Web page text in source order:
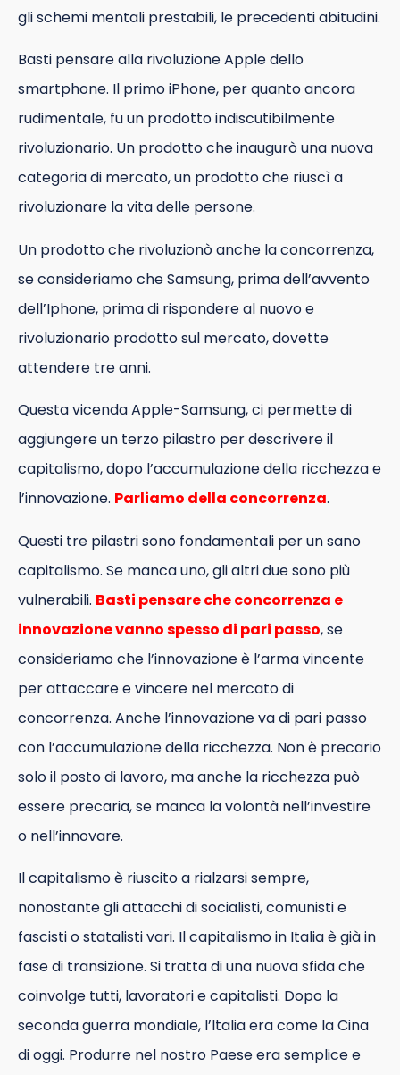
gli schemi mentali prestabili, le precedenti abitudini.
Basti pensare alla rivoluzione Apple dello
smartphone. Il primo iPhone, per quanto ancora
rudimentale, fu un prodotto indiscutibilmente
rivoluzionario. Un prodotto che inaugurò una nuova
categoria di mercato, un prodotto che riuscì a
rivoluzionare la vita delle persone.
Un prodotto che rivoluzionò anche la concorrenza,
se consideriamo che Samsung, prima dell’avvento
dell’Iphone, prima di rispondere al nuovo e
rivoluzionario prodotto sul mercato, dovette
attendere tre anni.
Questa vicenda Apple-Samsung, ci permette di
aggiungere un terzo pilastro per descrivere il
capitalismo, dopo l’accumulazione della ricchezza e
l’innovazione. Parliamo della concorrenza.
Questi tre pilastri sono fondamentali per un sano
capitalismo. Se manca uno, gli altri due sono più
vulnerabili. Basti pensare che concorrenza e
innovazione vanno spesso di pari passo, se
consideriamo che l’innovazione è l’arma vincente
per attaccare e vincere nel mercato di
concorrenza. Anche l’innovazione va di pari passo
con l’accumulazione della ricchezza. Non è precario
solo il posto di lavoro, ma anche la ricchezza può
essere precaria, se manca la volontà nell’investire
o nell’innovare.
Il capitalismo è riuscito a rialzarsi sempre,
nonostante gli attacchi di socialisti, comunisti e
fascisti o statalisti vari. Il capitalismo in Italia è già in
fase di transizione. Si tratta di una nuova sfida che
coinvolge tutti, lavoratori e capitalisti. Dopo la
seconda guerra mondiale, l’Italia era come la Cina
di oggi. Produrre nel nostro Paese era semplice e